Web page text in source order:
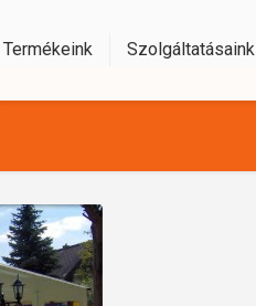
Termékeink Szolgáltatásaink